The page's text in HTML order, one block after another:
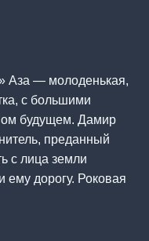
Аза — молоденькая,
с большими
будущем. Дамир
преданный
с лица земли
ему дорогу. Роковая